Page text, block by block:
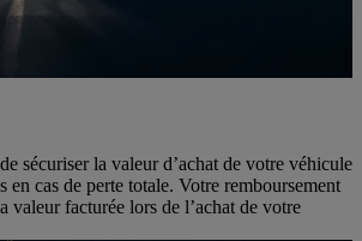
sécuriser la valeur d’achat de votre véhicule
en cas de perte totale. Votre remboursement
valeur facturée lors de l’achat de votre